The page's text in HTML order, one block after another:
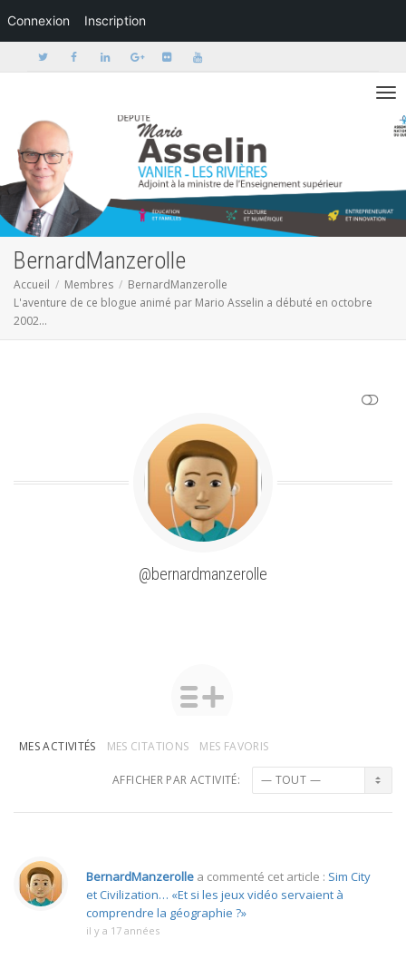
Connexion Inscription
Activer/
BernardManzerolle
Accueil Membres
BernardManzerolle
L'aventure de ce blogue animé par Mario Asselin a débuté en octobre
2002...
@bernardmanzerolle
MES ACTIVITÉS MES CITATIONS MES FAVORIS
AFFICHER PAR ACTIVITÉ:
BernardManzerolle a commenté cet article : Sim City
et Civilization… «Et si les jeux vidéo servaient à
comprendre la géographie ?»
il y a 17 années